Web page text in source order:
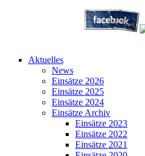
Aktuelles
News
Einsätze 2026
Einsätze 2025
Einsätze 2024
Einsätze Archiv
Einsätze 2023
Einsätze 2022
Einsätze 2021